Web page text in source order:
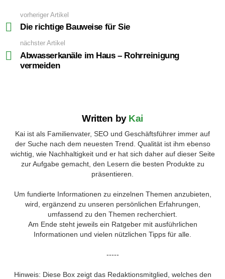
more
vorheriger Artikel
Die richtige Bauweise für Sie
nächster Artikel
Abwasserkanäle im Haus – Rohrreinigung
vermeiden
Written by Kai
Kai ist als Familienvater, SEO und Geschäftsführer immer auf
der Suche nach dem neuesten Trend. Qualität ist ihm ebenso
wichtig, wie Nachhaltigkeit und er hat sich daher auf dieser Seite
zur Aufgabe gemacht, den Lesern die besten Produkte zu
präsentieren.
Um fundierte Informationen zu einzelnen Themen anzubieten,
wird, ergänzend zu unseren persönlichen Erfahrungen,
umfassend zu den Themen recherchiert.
Am Ende steht jeweils ein Ratgeber mit ausführlichen
Informationen und vielen nützlichen Tipps für alle.
-----
Hinweis: Diese Box zeigt das Redaktionsmitglied, welches den